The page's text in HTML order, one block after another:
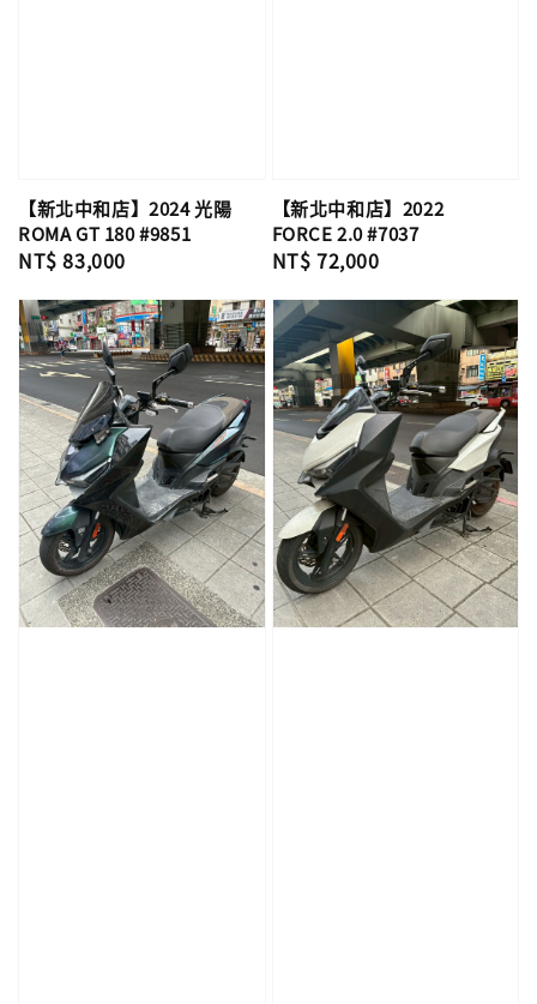
【新北中和店】2024 光陽
ROMA GT 180 #9851
Regular
NT$ 83,000
【新北中和店】2022
FORCE 2.0 #7037
Regular
NT$ 72,000